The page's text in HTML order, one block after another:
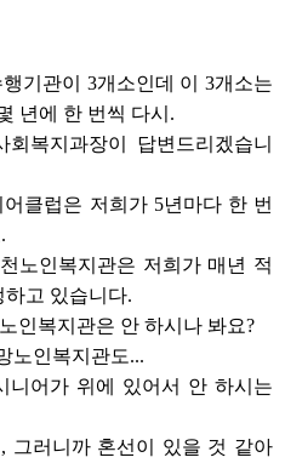
기관이 3개소인데 이 3개소는
년에 한 번씩 다시.
회복지과장이 답변드리겠습니
클럽은 저희가 5년마다 한 번
노인복지관은 저희가 매년 적
고 있습니다.
인복지관은 안 하시나 봐요?
노인복지관도...
니어가 위에 있어서 안 하시는
그러니까 혼선이 있을 것 같아